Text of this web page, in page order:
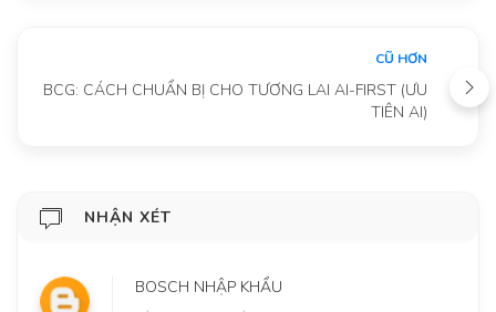
CŨ HƠN
BCG: CÁCH CHUẨN BỊ CHO TƯƠNG LAI AI-FIRST (ƯU
TIÊN AI)
NHẬN XÉT
BOSCH NHẬP KHẨU